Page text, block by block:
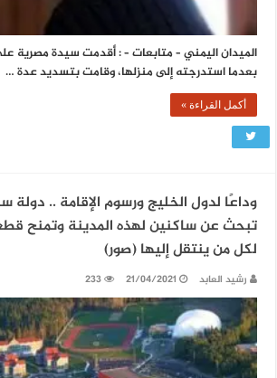
الميدان اليمني – متابعات – : أقدمت سيدة مصرية
بعدما استدرجته إلى منزلها، وقامت بتسديد عدة …
أكمل القراءة »
وداعًا لدول الخليج ورسوم الإقامة .. دولة
تبحث عن ساكنين لهذه المدينة وتمنح
لكل من ينتقل إليها (صور)
رشيد العابد 21/04/2021
233